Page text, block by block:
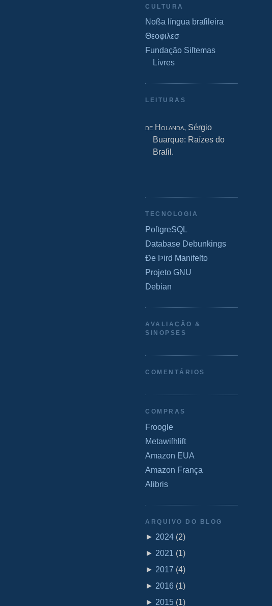
CULTURA
Noßa língua braſileira
Θεοφιλεσ
Fundação Siſtemas
Livres
LEITURAS
de Holanda, Sérgio
Buarque: Raízes do
Braſil.
TECNOLOGIA
PoſtgreSQL
Database Debunkings
Ðe Þird Manifeſto
Projeto GNU
Debian
AVALIAÇÃO &
SINOPSES
COMENTÁRIOS
COMPRAS
Froogle
Metawiſhliſt
Amazon EUA
Amazon França
Alibris
ARQUIVO DO BLOG
► 2024 (2)
► 2021 (1)
► 2017 (4)
► 2016 (1)
► 2015 (1)